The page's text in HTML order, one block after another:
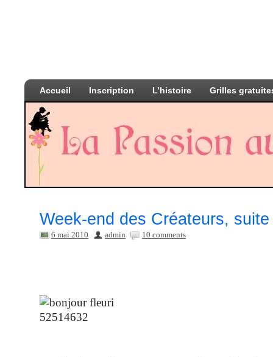
Accueil Inscription L’histoire Grilles
Week-end des Créateurs,
6 mai 2010 admin 10 comments